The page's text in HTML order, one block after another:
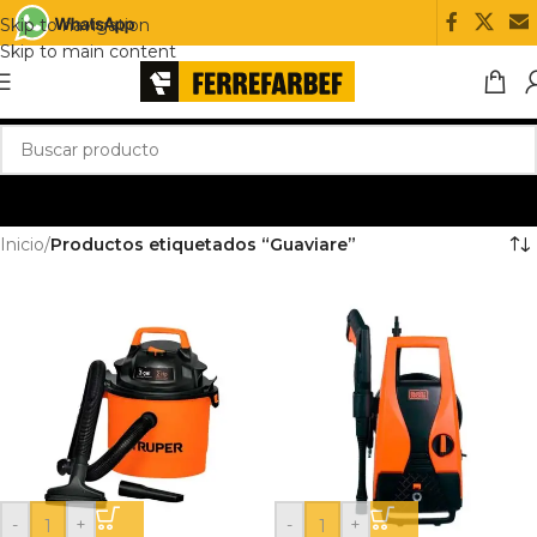
Skip to navigation
Skip to main content
Inicio/Productos etiquetados “Guaviare”
-
+
-
+